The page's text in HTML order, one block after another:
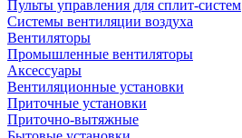
Пульты управления для сплит-систем
Системы вентиляции воздуха
Вентиляторы
Промышленные вентиляторы
Аксессуары
Вентиляционные установки
Приточные установки
Приточно-вытяжные